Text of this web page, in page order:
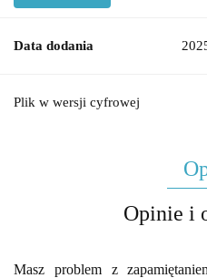
Data dodania
Plik w wersji cyfrowej
Opinie i
Masz problem z